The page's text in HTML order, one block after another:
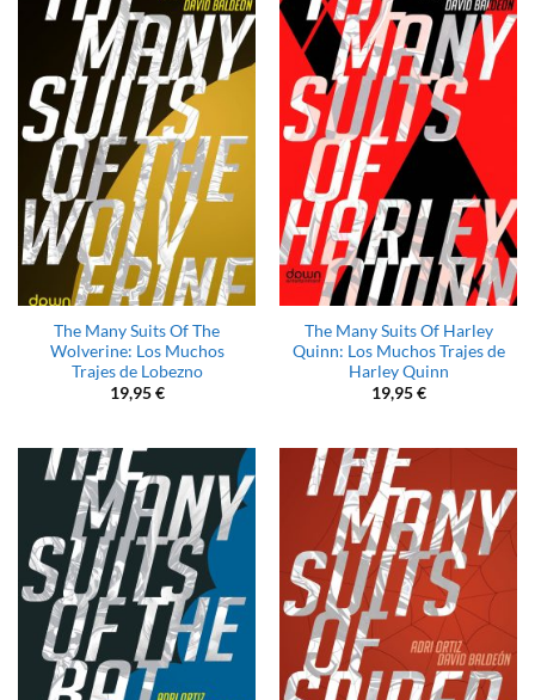
The Many Suits Of The
Wolverine: Los Muchos
Trajes de Lobezno
19,95€
The Many Suits Of Harley
Quinn: Los Muchos Trajes de
Harley Quinn
19,95€